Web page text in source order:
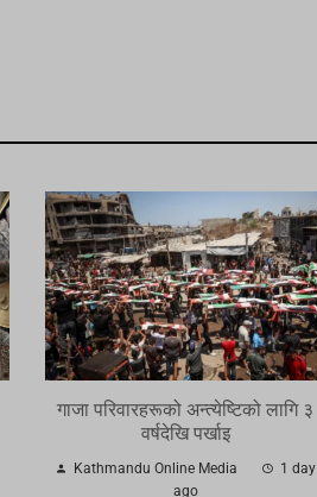
गाजा परिवारहरूको अन्त्येष्टिको लागि ३
वर्षदेखि पर्खाइ
Kathmandu Online Media
1 day
ago